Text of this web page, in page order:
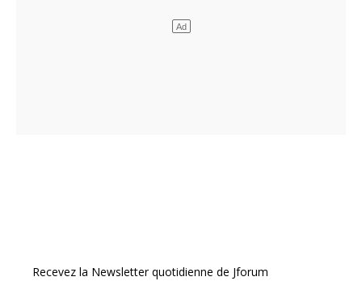
Recevez la Newsletter quotidienne de Jforum